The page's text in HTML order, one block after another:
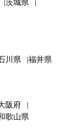
茨城県
川県 福井県
阪府
歌山県